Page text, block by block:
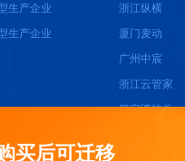
买后可迁移
生产企业
生产企业
浙江纵横
厦门麦动
广州中宸
浙江云管家
管家婆软件